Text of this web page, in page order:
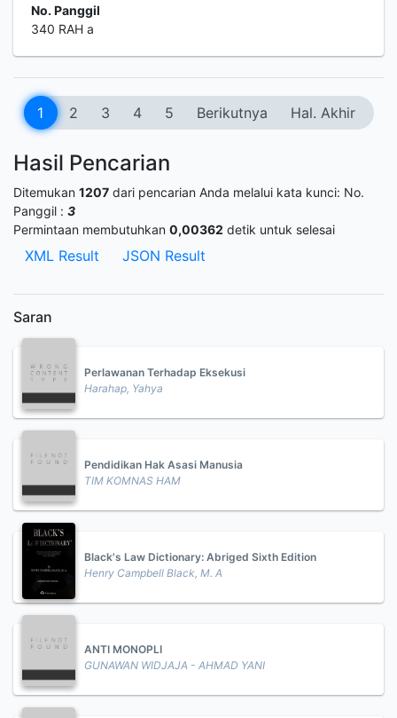
No. Panggil
340 RAH a
1 2 3 4 5 Berikutnya Hal. Akhir
Hasil Pencarian
Ditemukan 1207 dari pencarian Anda melalui kata kunci: No.
Panggil : 3
Permintaan membutuhkan 0,00362 detik untuk selesai
XML Result JSON Result
Saran
Perlawanan Terhadap Eksekusi
Harahap, Yahya
Pendidikan Hak Asasi Manusia
TIM KOMNAS HAM
Black's Law Dictionary: Abriged Sixth Edition
Henry Campbell Black, M. A
ANTI MONOPLI
GUNAWAN WIDJAJA - AHMAD YANI